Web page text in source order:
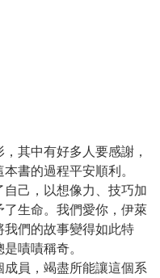
其中有好多人要感謝，
書的過程平安順利。
己，以想像力、技巧加
生命。我們愛你，伊萊
們的故事變得如此特
嘖嘖稱奇。
員，竭盡所能讓這個系